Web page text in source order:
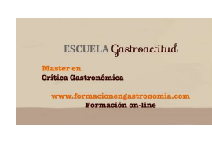
h
at
s
A
p
ac
e
b
o
o
w
itt
er
o
p
ar
ti